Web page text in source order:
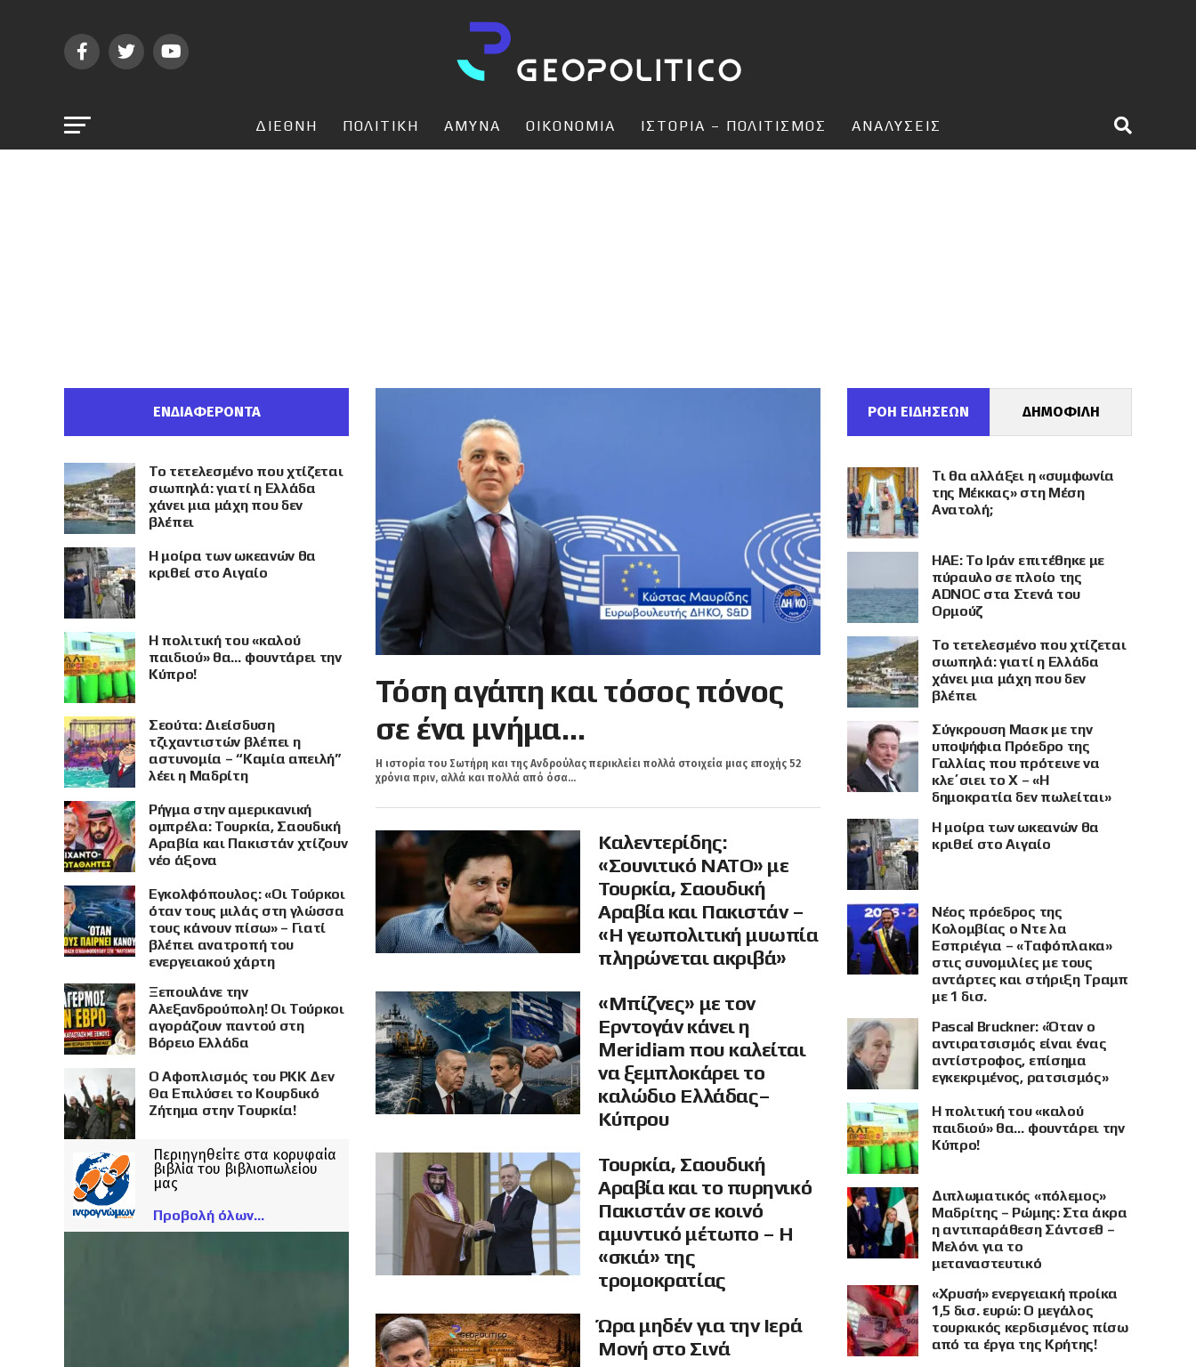
ΔΙΕΘΝΗ ΠΟΛΙΤΙΚΗ ΑΜΥΝΑ ΟΙΚΟΝΟΜΙΑ ΙΣΤΟΡΙΑ – ΠΟΛΙΤΙΣΜΟΣ ΑΝΑΛΥΣΕΙΣ
Τόση αγάπη και τόσος πόνος
σε ένα μνήμα…
Η ιστορία του Σωτήρη και της Ανδρούλας περικλείει πολλά στοιχεία μιας εποχής 52
χρόνια πριν, αλλά και πολλά από όσα...
Καλεντερίδης:
«Σουνιτικό ΝΑΤΟ» με
Τουρκία, Σαουδική
Αραβία και Πακιστάν –
«Η γεωπολιτική μυωπία
πληρώνεται ακριβά»
«Μπίζνες» με τον
Ερντογάν κάνει η
Meridiam που καλείται
να ξεμπλοκάρει το
καλώδιο Ελλάδας–
Κύπρου
Τουρκία, Σαουδική
Αραβία και το πυρηνικό
Πακιστάν σε κοινό
αμυντικό μέτωπο – Η
«σκιά» της
τρομοκρατίας
Ώρα μηδέν για την Ιερά
Μονή στο Σινά
ΕΝΔΙΑΦΕΡΟΝΤΑ
Το τετελεσμένο που χτίζεται
σιωπηλά: γιατί η Ελλάδα
χάνει μια μάχη που δεν
βλέπει
Η μοίρα των ωκεανών θα
κριθεί στο Αιγαίο
Η πολιτική του «καλού
παιδιού» θα… φουντάρει την
Κύπρο!
Σεούτα: Διείσδυση
τζιχαντιστών βλέπει η
αστυνομία – “Καμία απειλή”
λέει η Μαδρίτη
Ρήγμα στην αμερικανική
ομπρέλα: Τουρκία, Σαουδική
Αραβία και Πακιστάν χτίζουν
νέο άξονα
Εγκολφόπουλος: «Οι Τούρκοι
όταν τους μιλάς στη γλώσσα
τους κάνουν πίσω» – Γιατί
βλέπει ανατροπή του
ενεργειακού χάρτη
Ξεπουλάνε την
Αλεξανδρούπολη! Οι Τούρκοι
αγοράζουν παντού στη
Βόρειο Ελλάδα
Ο Αφοπλισμός του PKK Δεν
Θα Επιλύσει το Κουρδικό
Ζήτημα στην Τουρκία!
Περιηγηθείτε στα κορυφαία
βιβλία του βιβλιοπωλείου
μας
Προβολή όλων
ΡΟΗ ΕΙΔΗΣΕΩΝ ΔΗΜΟΦΙΛΗ
Τι θα αλλάξει η «συμφωνία
της Μέκκας» στη Μέση
Ανατολή;
ΗΑΕ: Το Ιράν επιτέθηκε με
πύραυλο σε πλοίο της
ADNOC στα Στενά του
Ορμούζ
Το τετελεσμένο που χτίζεται
σιωπηλά: γιατί η Ελλάδα
χάνει μια μάχη που δεν
βλέπει
Σύγκρουση Μασκ με την
υποψήφια Πρόεδρο της
Γαλλίας που πρότεινε να
κλε΄σιει το X – «Η
δημοκρατία δεν πωλείται»
Η μοίρα των ωκεανών θα
κριθεί στο Αιγαίο
Νέος πρόεδρος της
Κολομβίας ο Ντε λα
Εσπριέγια – «Ταφόπλακα»
στις συνομιλίες με τους
αντάρτες και στήριξη Τραμπ
με 1 δισ.
Pascal Bruckner: «Όταν ο
αντιρατσισμός είναι ένας
αντίστροφος, επίσημα
εγκεκριμένος, ρατσισμός»
Η πολιτική του «καλού
παιδιού» θα… φουντάρει την
Κύπρο!
Διπλωματικός «πόλεμος»
Μαδρίτης – Ρώμης: Στα άκρα
η αντιπαράθεση Σάντσεθ –
Μελόνι για το
μεταναστευτικό
«Χρυσή» ενεργειακή προίκα
1,5 δισ. ευρώ: Ο μεγάλος
τουρκικός κερδισμένος πίσω
από τα έργα της Κρήτης!